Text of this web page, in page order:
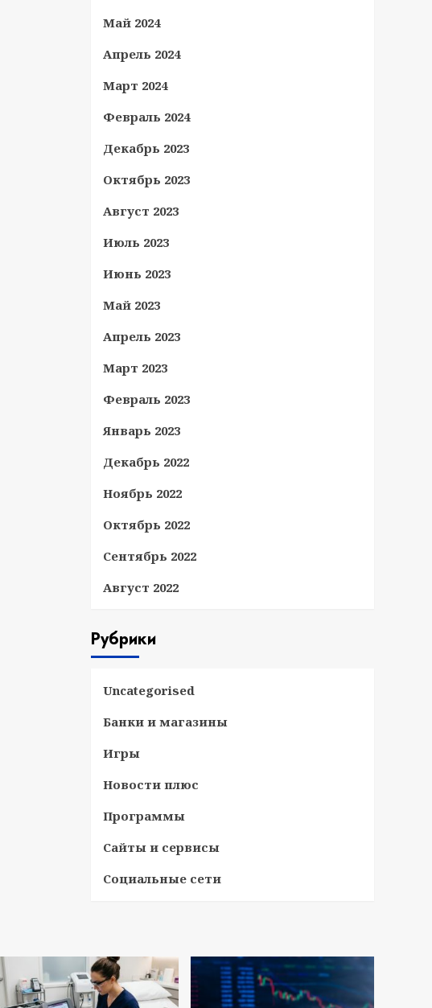
Май 2024
Апрель 2024
Март 2024
Февраль 2024
Декабрь 2023
Октябрь 2023
Август 2023
Июль 2023
Июнь 2023
Май 2023
Апрель 2023
Март 2023
Февраль 2023
Январь 2023
Декабрь 2022
Ноябрь 2022
Октябрь 2022
Сентябрь 2022
Август 2022
Рубрики
Uncategorised
Банки и магазины
Игры
Новости плюс
Программы
Сайты и сервисы
Социальные сети